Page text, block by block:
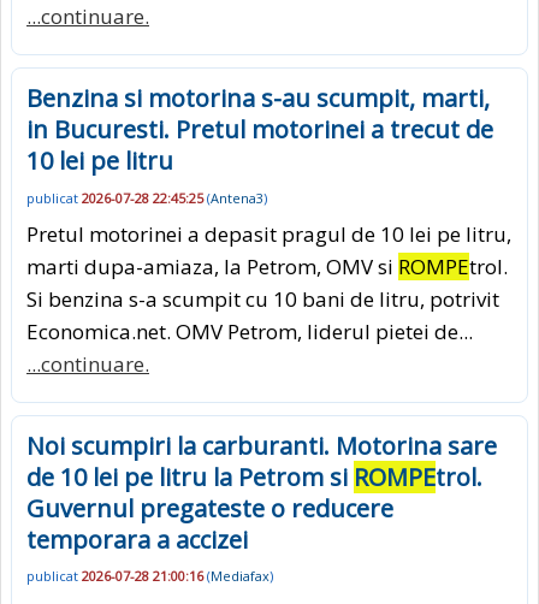
...continuare.
Benzina si motorina s-au scumpit, marti,
in Bucuresti. Pretul motorinei a trecut de
10 lei pe litru
publicat 2026-07-28 22:45:25(Antena3)
Pretul motorinei a depasit pragul de 10 lei pe litru,
marti dupa-amiaza, la Petrom, OMV si ROMPEtrol.
Si benzina s-a scumpit cu 10 bani de litru, potrivit
Economica.net. OMV Petrom, liderul pietei de...
...continuare.
Noi scumpiri la carburanti. Motorina sare
de 10 lei pe litru la Petrom si ROMPEtrol.
Guvernul pregateste o reducere
temporara a accizei
publicat 2026-07-28 21:00:16(Mediafax)